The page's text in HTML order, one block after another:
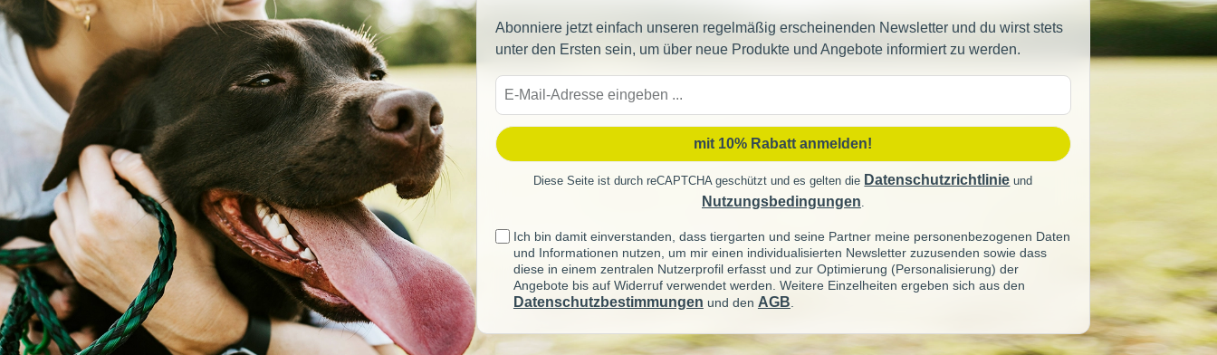
Abonniere jetzt einfach unseren regelmäßig erscheinenden Newsletter und du wirst stets
unter den Ersten sein, um über neue Produkte und Angebote informiert zu werden.
Adresse
mit 10% Rabatt anmelden!
Diese Seite ist durch reCAPTCHA geschützt und es gelten die Datenschutzrichtlinie und
Nutzungsbedingungen.
Ich bin damit einverstanden, dass tiergarten und seine Partner meine personenbezogenen Daten
und Informationen nutzen, um mir einen individualisierten Newsletter zuzusenden sowie dass
diese in einem zentralen Nutzerprofil erfasst und zur Optimierung (Personalisierung) der
Angebote bis auf Widerruf verwendet werden. Weitere Einzelheiten ergeben sich aus den
Datenschutzbestimmungen und den AGB